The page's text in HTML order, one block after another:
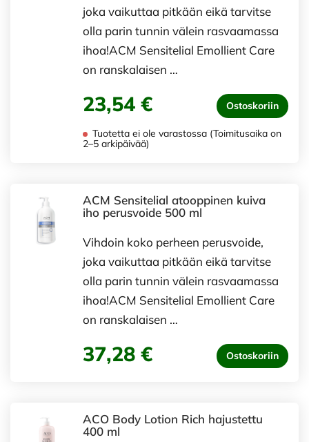
joka vaikuttaa pitkään eikä tarvitse
olla parin tunnin välein rasvaamassa
ihoa!ACM Sensitelial Emollient Care
on ranskalaisen …
23,54 € Ostoskoriin
Tuotetta ei ole varastossa (Toimitusaika on
2–5 arkipäivää)
ACM Sensitelial atooppinen kuiva
iho perusvoide 500 ml
Vihdoin koko perheen perusvoide,
joka vaikuttaa pitkään eikä tarvitse
olla parin tunnin välein rasvaamassa
ihoa!ACM Sensitelial Emollient Care
on ranskalaisen …
37,28 € Ostoskoriin
ACO Body Lotion Rich hajustettu
400 ml